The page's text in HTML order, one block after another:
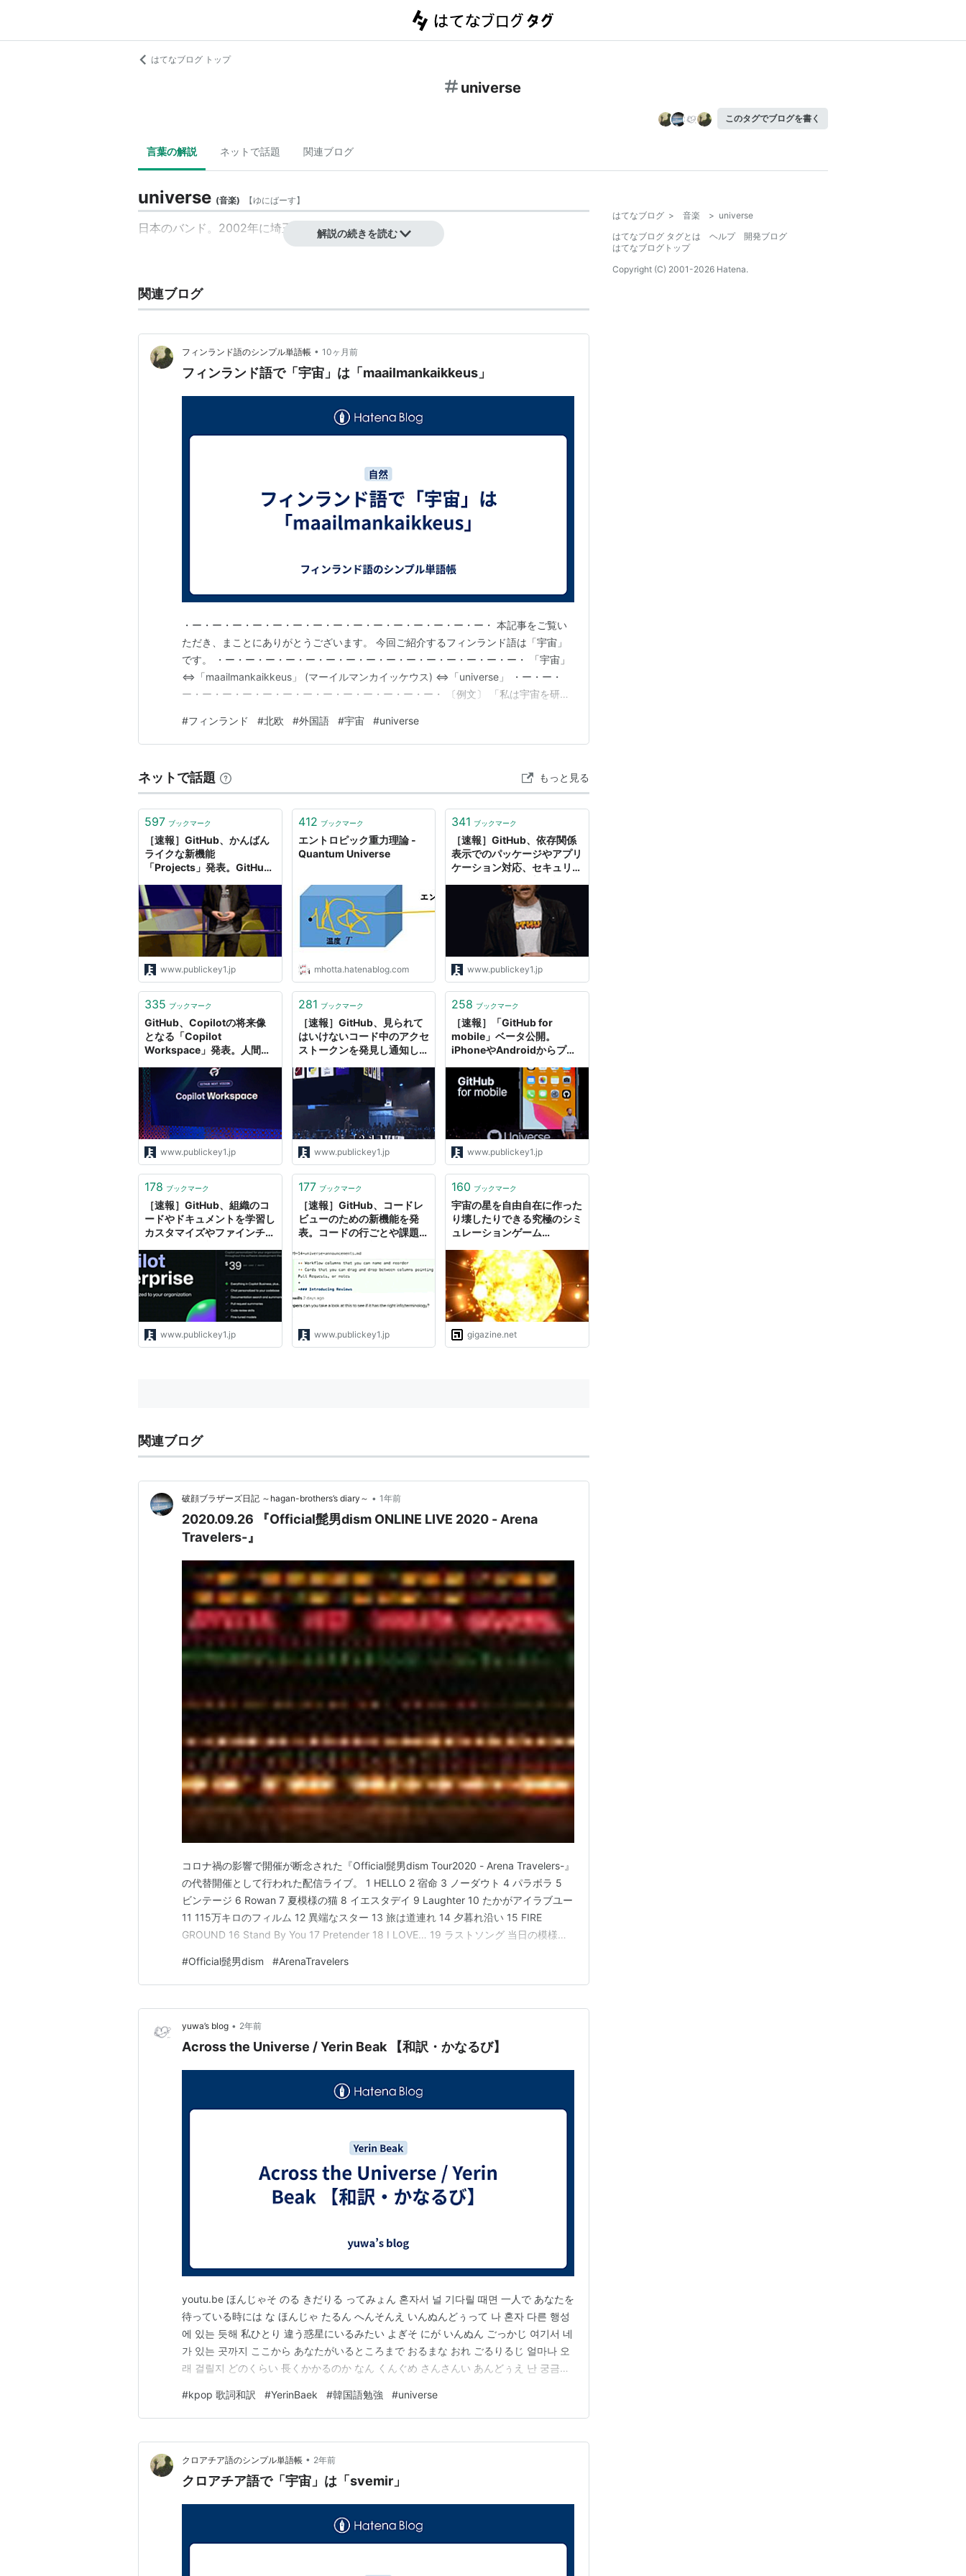
はてなブログ トップ
universe
このタグでブログを書く
言葉の解説 ネットで話題 関連ブログ
universe (音楽) 【ゆにばーす】
日本のバンド。2002年に埼玉県の大宮で結成された。
解説の続きを読む
関連ブログ
フィンランド語のシンプル単語帳 • 10ヶ月前
フィンランド語で「宇宙」は「maailmankaikkeus」
・ー・ー・ー・ー・ー・ー・ー・ー・ー・ー・ー・ー・ー・ー・ー・ 本記事をご覧い
ただき、まことにありがとうございます。 今回ご紹介するフィンランド語は「宇宙」
です。 ・ー・ー・ー・ー・ー・ー・ー・ー・ー・ー・ー・ー・ー・ー・ー・ 「宇宙」
⇔「maailmankaikkeus」 (マーイルマンカイッケウス) ⇔「universe」 ・ー・ー・
ー・ー・ー・ー・ー・ー・ー・ー・ー・ー・ー・ー・ー・ 〔例文〕 「私は宇宙を研究
イルマンカイッケウッタ) ⇔「I study the uni…
#フィンランド #北欧 #外国語 #宇宙 #universe
ネットで話題 もっと見る
597 ブックマーク
［速報］GitHub、かんばん
ライクな新機能
「Projects」発表。GitHub
www.publickey1.jp
412 ブックマーク
エントロピック重力理論 -
Quantum Universe
mhotta.hatenablog.com
341 ブックマーク
［速報］GitHub、依存関係
表示でのパッケージやアプリ
ケーション対応、セキュリテ
表。GitHub Universe 2017
www.publickey1.jp
335 ブックマーク
GitHub、Copilotの将来像
となる「Copilot
Workspace」発表。人間が
Copilotが仕様作成からコー
ド作成、デバッグまで実行。
GitHub Universe 2023
www.publickey1.jp
281 ブックマーク
［速報］GitHub、見られて
はいけないコード中のアクセ
ストークンを発見し通知して
発表。GitHub Universe
www.publickey1.jp
258 ブックマーク
［速報］「GitHub for
mobile」ベータ公開。
iPhoneやAndroidからプル
作。GitHub Universe 2019
www.publickey1.jp
178 ブックマーク
［速報］GitHub、組織のコ
ードやドキュメントを学習し
カスタマイズやファインチュ
Enterprise」発表。GitHub
Universe 2023
www.publickey1.jp
177 ブックマーク
［速報］GitHub、コードレ
ビューのための新機能を発
表。コードの行ごとや課題ご
Universe 2016
www.publickey1.jp
160 ブックマーク
宇宙の星を自由自在に作った
り壊したりできる究極のシミ
ュレーションゲーム
GIGAZINE
gigazine.net
関連ブログ
破顔ブラザーズ日記 ～hagan-brothers’s diary～ • 1年前
2020.09.26 『Official髭男dism ONLINE LIVE 2020 - Arena
Travelers-』
コロナ禍の影響で開催が断念された『Official髭男dism Tour2020 - Arena Travelers-』
の代替開催として行われた配信ライブ。 1 HELLO 2 宿命 3 ノーダウト 4 パラボラ 5
ビンテージ 6 Rowan 7 夏模様の猫 8 イエスタデイ 9 Laughter 10 たかがアイラブユー
11 115万キロのフィルム 12 異端なスター 13 旅は道連れ 14 夕暮れ沿い 15 FIRE
GROUND 16 Stand By You 17 Pretender 18 I LOVE… 19 ラストソング 当日の模様
#Official髭男dism #ArenaTravelers
yuwa’s blog • 2年前
Across the Universe / Yerin Beak 【和訳・かなるび】
youtu.be ほんじゃそ のる きだりる ってみょん 혼자서 널 기다릴 때면 一人で あなたを
待っている時には な ほんじゃ たるん へんそんえ いんぬんどぅって 나 혼자 다른 행성
에 있는 듯해 私ひとり 違う惑星にいるみたい よぎそ にが いんぬん ごっかじ 여기서 네
가 있는 곳까지 ここから あなたがいるところまで おるまな おれ ごるりるじ 얼마나 오
래 걸릴지 どのくらい 長くかかるのか なん くんぐめ さんさんい あんどぅえ 난 궁금해
더 빨리 와줘 私のところへ もっと早く来…
#kpop 歌詞和訳 #YerinBaek #韓国語勉強 #universe
クロアチア語のシンプル単語帳 • 2年前
クロアチア語で「宇宙」は「svemir」
はてなブログ > 音楽 > universe
はてなブログ タグとは
ヘルプ
開発ブログ
はてなブログトップ
Copyright (C) 2001-2026 Hatena.